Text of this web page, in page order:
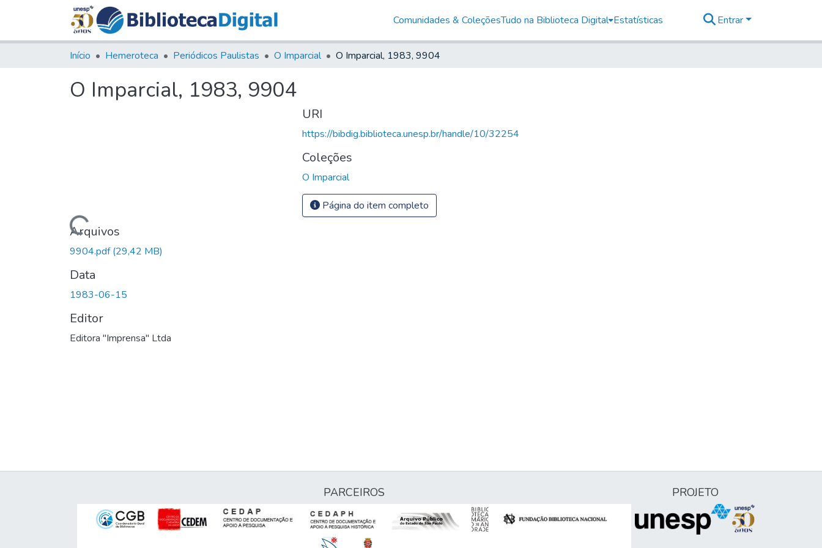
Comunidades & ColeçõesTudo na Biblioteca Digital Estatísticas Entrar
Início Hemeroteca Periódicos Paulistas O Imparcial O Imparcial, 1983, 9904
O Imparcial, 1983, 9904
Carregando...
Arquivos
9904.pdf(29,42 MB)
Data
1983-06-15
Editor
Editora "Imprensa" Ltda
URI
https://bibdig.biblioteca.unesp.br/handle/10/32254
Coleções
O Imparcial
Página do item completo
PARCEIROS PROJETO